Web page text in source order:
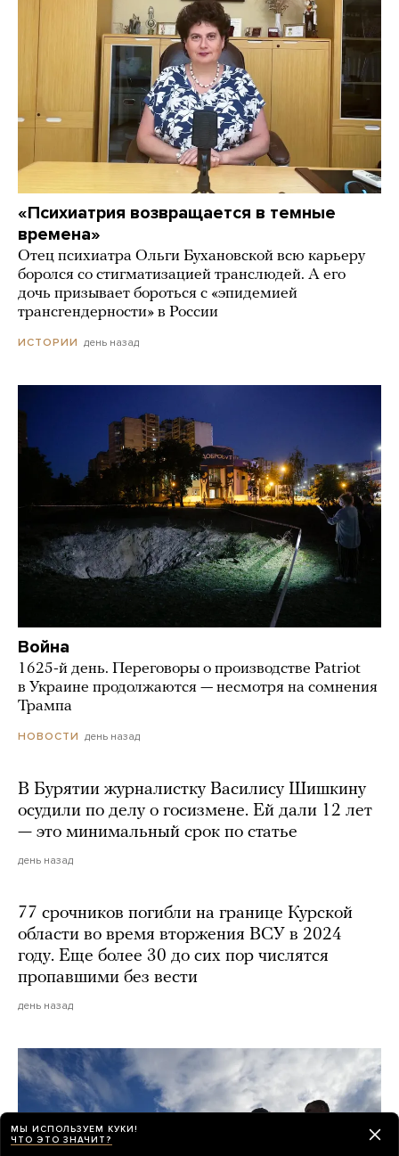
«Психиатрия возвращается в темные
времена»
Отец психиатра Ольги Бухановской всю карьеру
боролся со стигматизацией транслюдей. А его
дочь призывает бороться с «эпидемией
трансгендерности» в России
ИСТОРИИ день назад
Война
1625-й день. Переговоры о производстве Patriot
в Украине продолжаются — несмотря на сомнения
Трампа
НОВОСТИ день назад
В Бурятии журналистку Василису Шишкину
осудили по делу о госизмене. Ей дали 12 лет
— это минимальный срок по статье
день назад
77 срочников погибли на границе Курской
области во время вторжения ВСУ в 2024
году. Еще более 30 до сих пор числятся
пропавшими без вести
день назад
МЫ ИСПОЛЬЗУЕМ КУКИ!
ЧТО ЭТО ЗНАЧИТ?